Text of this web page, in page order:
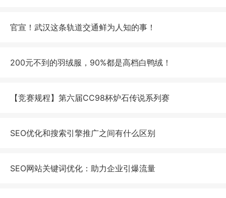
官宣！武汉这条轨道交通鲜为人知的事！
200元不到的羽绒服，90%都是高档白鸭绒！
【竞赛规程】第六届CC98杯炉石传说系列赛
SEO优化和搜索引擎推广之间有什么区别
SEO网站关键词优化：助力企业引爆流量